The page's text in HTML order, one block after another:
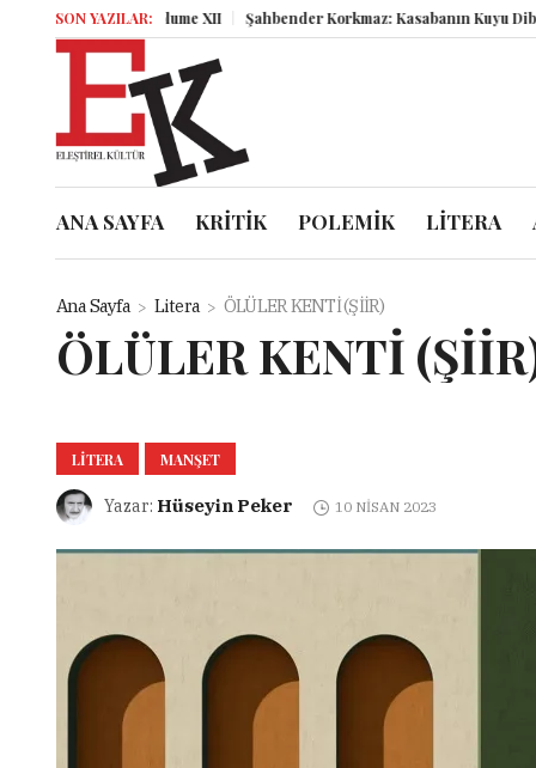
SON YAZILAR:
Miz Volume XII Şahbender Korkmaz: Kasabanın Kuyu Dibinden
ANA SAYFA KRİTİK POLEMİK LİTERA
Ana Sayfa Litera ÖLÜLER KENTİ (ŞİİR)
ÖLÜLER KENTİ
LITERA MANŞET
Yazar: Hüseyin Peker 10 NISAN 2023